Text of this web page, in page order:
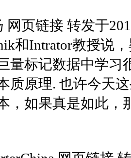
网页链接 转发于
和Intrator教授说
量标记数据中学习
质原理. 也许今天
，如果真是如此